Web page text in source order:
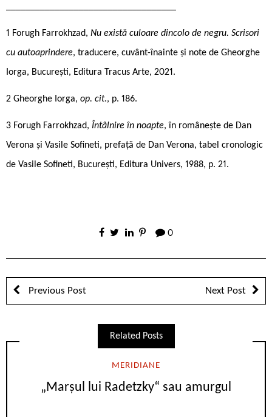
1 Forugh Farrokhzad, Nu există culoare dincolo de negru. Scrisori
cu autoaprindere, traducere, cuvânt-înainte și note de Gheorghe
Iorga, București, Editura Tracus Arte, 2021.
2 Gheorghe Iorga, op. cit., p. 186.
3 Forugh Farrokhzad, Întâlnire în noapte, în românește de Dan
Verona și Vasile Sofineti, prefață de Dan Verona, tabel cronologic
de Vasile Sofineti, București, Editura Univers, 1988, p. 21.
0
Previous Post Next Post
Related Posts
MERIDIANE
„Marşul lui Radetzky“ sau amurgul